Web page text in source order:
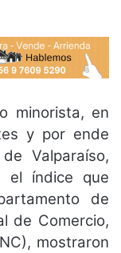
minorista, en
y por ende
Valparaíso,
el índice que
de
de Comercio,
mostraron